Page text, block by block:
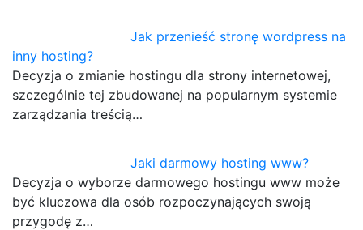
Jak przenieść stronę wordpress na
inny hosting?
Decyzja o zmianie hostingu dla strony internetowej,
szczególnie tej zbudowanej na popularnym systemie
zarządzania treścią…
Jaki darmowy hosting www?
Decyzja o wyborze darmowego hostingu www może
być kluczowa dla osób rozpoczynających swoją
przygodę z…